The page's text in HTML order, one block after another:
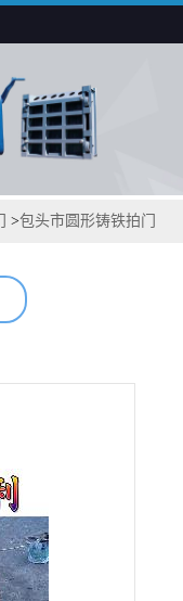
>包头市圆形铸铁拍门